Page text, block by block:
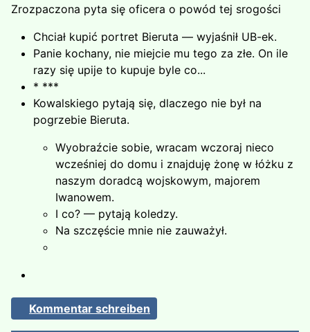
Zrozpaczona pyta się oficera o powód tej srogości
Chciał kupić portret Bieruta — wyjaśnił UB-ek.
Panie kochany, nie miejcie mu tego za złe. On ile
razy się upije to kupuje byle co...
* ***
Kowalskiego pytają się, dlaczego nie był na
pogrzebie Bieru­ta.
Wyobraźcie sobie, wracam wczoraj nieco
wcześniej do domu i znajduję żonę w łóżku z
naszym doradcą wojskowym, majorem
Iwanowem.
I co? — pytają koledzy.
Na szczęście mnie nie zauważył.
Kommentar schreiben